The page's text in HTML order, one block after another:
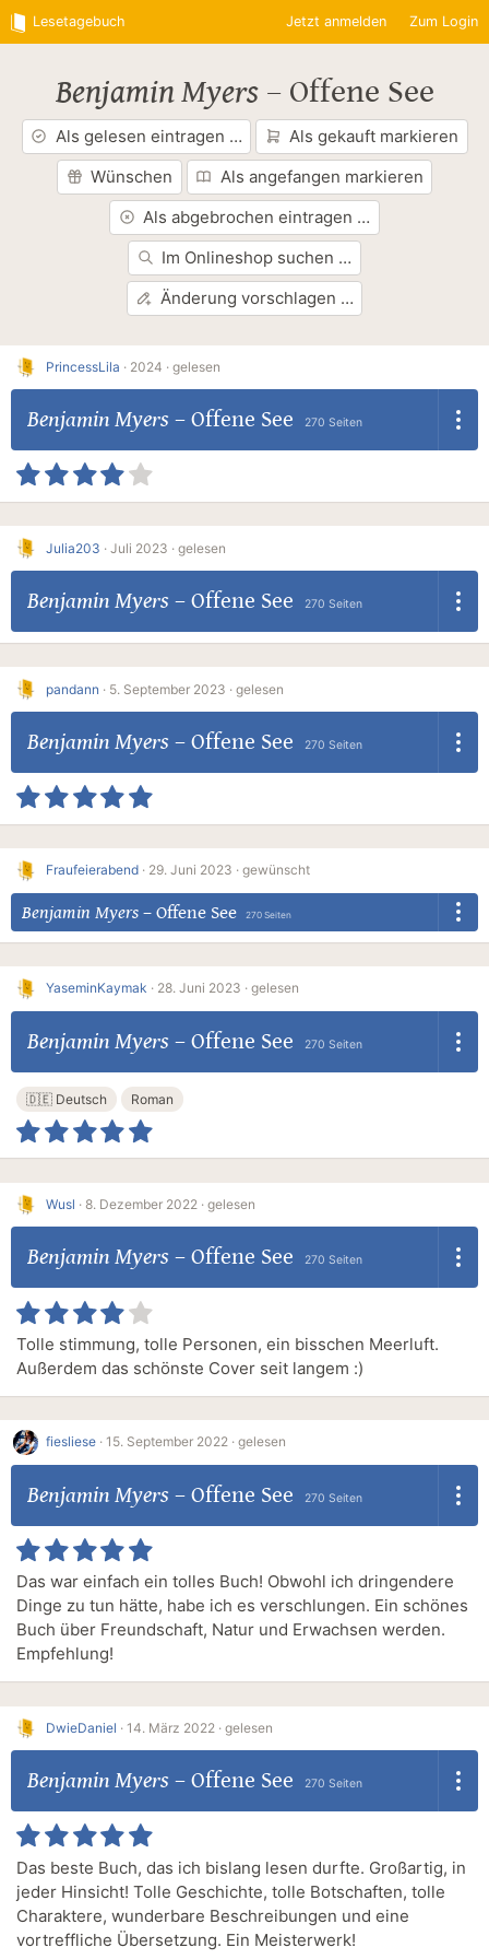
Lesetagebuch Jetzt anmelden Zum Login
Benjamin Myers– Offene See
Als gelesen eintragen …
Als gekauft markieren
Wünschen
Als angefangen markieren
Als abgebrochen eintragen …
Im Onlineshop suchen …
Änderung vorschlagen …
PrincessLila · 2024 · gelesen
Benjamin Myers – Offene See 270 Seiten
Julia203 · Juli 2023 · gelesen
Benjamin Myers – Offene See 270 Seiten
pandann · 5. September 2023 · gelesen
Benjamin Myers – Offene See 270 Seiten
Fraufeierabend · 29. Juni 2023 · gewünscht
Benjamin Myers – Offene See 270 Seiten
YaseminKaymak · 28. Juni 2023 · gelesen
Benjamin Myers – Offene See 270 Seiten
🇩🇪 Deutsch Roman
Wusl · 8. Dezember 2022 · gelesen
Benjamin Myers – Offene See 270 Seiten
Tolle stimmung, tolle Personen, ein bisschen Meerluft.
Außerdem das schönste Cover seit langem :)
fiesliese · 15. September 2022 · gelesen
Benjamin Myers – Offene See 270 Seiten
Das war einfach ein tolles Buch! Obwohl ich dringendere
Dinge zu tun hätte, habe ich es verschlungen. Ein schönes
Buch über Freundschaft, Natur und Erwachsen werden.
Empfehlung!
DwieDaniel · 14. März 2022 · gelesen
Benjamin Myers – Offene See 270 Seiten
Das beste Buch, das ich bislang lesen durfte. Großartig, in
jeder Hinsicht! Tolle Geschichte, tolle Botschaften, tolle
Charaktere, wunderbare Beschreibungen und eine
vortreffliche Übersetzung. Ein Meisterwerk!